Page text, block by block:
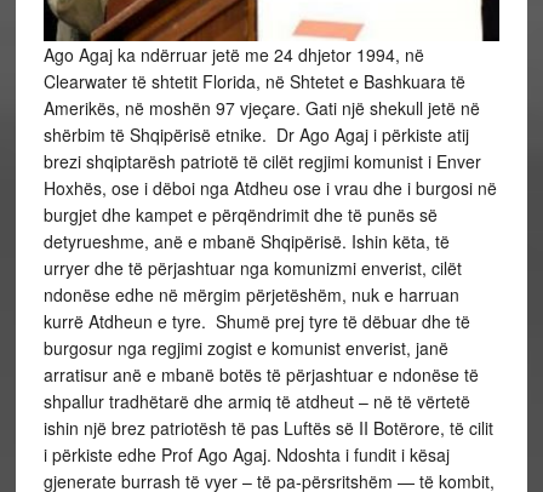
Ago Agaj ka ndërruar jetë me 24 dhjetor 1994, në
Clearwater të shtetit Florida, në Shtetet e Bashkuara të
Amerikës, në moshën 97 vjeçare. Gati një shekull jetë në
shërbim të Shqipërisë etnike. Dr Ago Agaj i përkiste atij
brezi shqiptarësh patriotë të cilët regjimi komunist i Enver
Hoxhës, ose i dëboi nga Atdheu ose i vrau dhe i burgosi në
burgjet dhe kampet e përqëndrimit dhe të punës së
detyrueshme, anë e mbanë Shqipërisë. Ishin këta, të
urryer dhe të përjashtuar nga komunizmi enverist, cilët
ndonëse edhe në mërgim përjetëshëm, nuk e harruan
kurrë Atdheun e tyre. Shumë prej tyre të dëbuar dhe të
burgosur nga regjimi zogist e komunist enverist, janë
arratisur anë e mbanë botës të përjashtuar e ndonëse të
shpallur tradhëtarë dhe armiq të atdheut – në të vërtetë
ishin një brez patriotësh të pas Luftës së II Botërore, të cilit
i përkiste edhe Prof Ago Agaj. Ndoshta i fundit i kësaj
gjenerate burrash të vyer – të pa-përsritshëm — të kombit,